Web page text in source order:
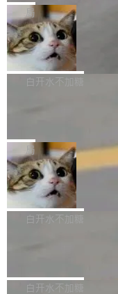
了。 闲置的 cell 会休眠
l 迁移或唤醒时，新宿
库继续执行。存储库是
例如iQOO Z11i、
te 17 Pro、OPPO K15
样的次旗舰。 Galaxy
Z Flip8三款折叠屏新机
部搭载骁龙8 Elite
个在 git commit 之间记
本控制系统。目前处于
ltaDB 的核心思路直接
眼的位置：「Software
mits」——软件是在
是把这段空隙补上。 回
aDB 捕获 commit 之间
局
SpaceXAI 单季资本开
根据风险投资人Tomer
析）披露的最新分析与
微软同期总资本开支的
bet、微软以及 Meta 等
ceXAI的资金消耗速度尤
撑庞大支出的资金来源
貌。数据显示，微软和
白开水不加糖
一个在终端里运行的编
1.2，驱动这个 agent 的
你可以用 curl -fsSL
sh | bash 安装一个能在
代码、验证结果的 AI 终
个主 agent 循环，外加
局
美团开源
准 AI 能力认知
机器出题的前提，是让
构建流程可以分为四个
白开水不加糖
库，并将作为transport
白开水不加糖